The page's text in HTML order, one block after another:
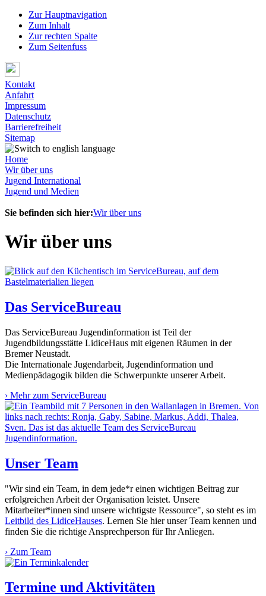
Zur Hauptnavigation
Zum Inhalt
Zur rechten Spalte
Zum Seitenfuss
Kontakt
Anfahrt
Impressum
Datenschutz
Barrierefreiheit
Sitemap
Home
Wir über uns
Jugend International
Jugend und Medien
Sie befinden sich hier:Wir über uns
Wir über uns
Das ServiceBureau
Das ServiceBureau Jugendinformation ist Teil der
Jugendbildungsstätte LidiceHaus mit eigenen Räumen in der
Bremer Neustadt.
Die Internationale Jugendarbeit, Jugendinformation und
Medienpädagogik bilden die Schwerpunkte unserer Arbeit.
› Mehr zum ServiceBureau
Unser Team
"Wir sind ein Team, in dem jede*r einen wichtigen Beitrag zur
erfolgreichen Arbeit der Organisation leistet. Unsere
Mitarbeiter*innen sind unsere wichtigste Ressource", so steht es im
Leitbild des LidiceHauses. Lernen Sie hier unser Team kennen und
finden Sie die richtige Ansprechperson für Ihr Anliegen.
› Zum Team
Termine und Aktivitäten